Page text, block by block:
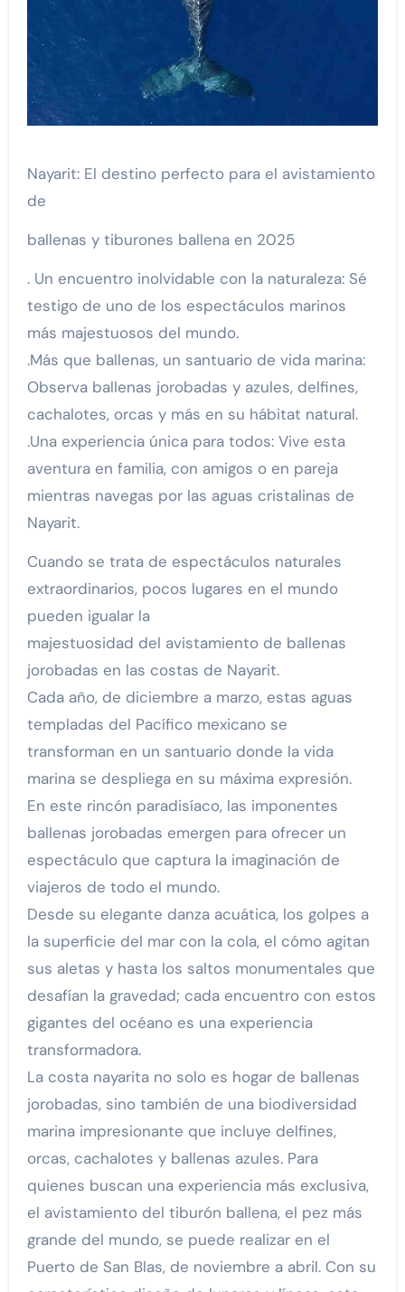
Nayarit: El destino perfecto para el avistamiento
de
ballenas y tiburones ballena en 2025
. Un encuentro inolvidable con la naturaleza: Sé
testigo de uno de los espectáculos marinos
más majestuosos del mundo.
.Más que ballenas, un santuario de vida marina:
Observa ballenas jorobadas y azules, delfines,
cachalotes, orcas y más en su hábitat natural.
.Una experiencia única para todos: Vive esta
aventura en familia, con amigos o en pareja
mientras navegas por las aguas cristalinas de
Nayarit.
Cuando se trata de espectáculos naturales
extraordinarios, pocos lugares en el mundo
pueden igualar la
majestuosidad del avistamiento de ballenas
jorobadas en las costas de Nayarit.
Cada año, de diciembre a marzo, estas aguas
templadas del Pacífico mexicano se
transforman en un santuario donde la vida
marina se despliega en su máxima expresión.
En este rincón paradisíaco, las imponentes
ballenas jorobadas emergen para ofrecer un
espectáculo que captura la imaginación de
viajeros de todo el mundo.
Desde su elegante danza acuática, los golpes a
la superficie del mar con la cola, el cómo agitan
sus aletas y hasta los saltos monumentales que
desafían la gravedad; cada encuentro con estos
gigantes del océano es una experiencia
transformadora.
La costa nayarita no solo es hogar de ballenas
jorobadas, sino también de una biodiversidad
marina impresionante que incluye delfines,
orcas, cachalotes y ballenas azules. Para
quienes buscan una experiencia más exclusiva,
el avistamiento del tiburón ballena, el pez más
grande del mundo, se puede realizar en el
Puerto de San Blas, de noviembre a abril. Con su